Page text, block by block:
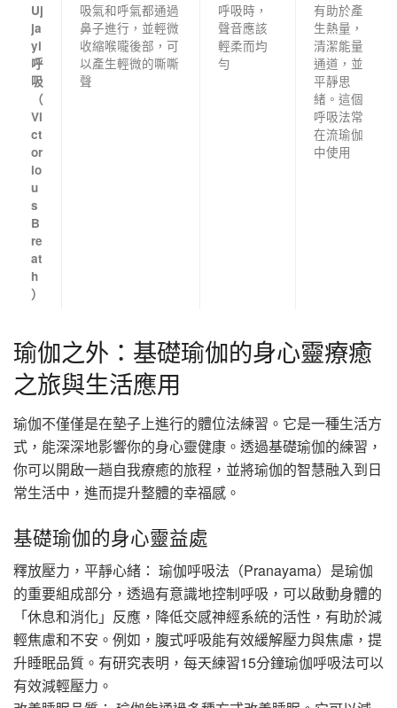
Uj
ja
yi
呼
吸
（
Vi
ct
or
io
u
s
B
re
at
h
）
吸氣和呼氣都通過
鼻子進行，並輕微
收縮喉嚨後部，可
以產生輕微的嘶嘶
聲
呼吸時，
聲音應該
輕柔而均
勻
有助於產
生熱量，
清潔能量
通道，並
平靜思
緒。這個
呼吸法常
在流瑜伽
中使用
瑜伽之外：基礎瑜伽的身心靈療癒
之旅與生活應用
瑜伽不僅僅是在墊子上進行的體位法練習。它是一種生活方
式，能深深地影響你的身心靈健康。透過基礎瑜伽的練習，
你可以開啟一趟自我療癒的旅程，並將瑜伽的智慧融入到日
常生活中，進而提升整體的幸福感。
基礎瑜伽的身心靈益處
釋放壓力，平靜心緒： 瑜伽呼吸法（Pranayama）是瑜伽
的重要組成部分，透過有意識地控制呼吸，可以啟動身體的
「休息和消化」反應，降低交感神經系統的活性，有助於減
輕焦慮和不安。例如，腹式呼吸能有效緩解壓力與焦慮，提
升睡眠品質。有研究表明，每天練習15分鐘瑜伽呼吸法可以
有效減輕壓力。